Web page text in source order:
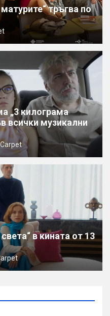
тръгва по
„3 килограма
всички музикални
в кината от 13